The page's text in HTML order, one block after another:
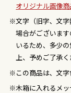
オリジナル画像商
文字（旧字、文
場合がございま
いるため、多少
上、予めご了承く
この商品は、文
木箱に入れるメ